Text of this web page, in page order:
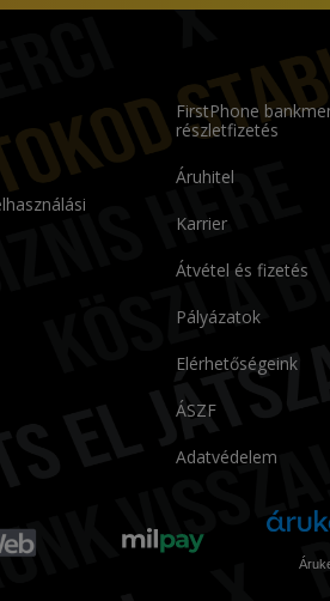
FirstPhone
részletfizetés
Áruhitel
Karrier
Átvétel és fizetés
Pályázatok
Elérhetőségeink
ÁSZF
Adatvédelem